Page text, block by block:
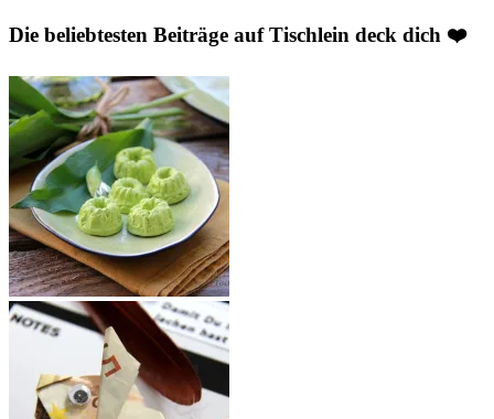
Die beliebtesten Beiträge auf Tischlein deck dich ❤️